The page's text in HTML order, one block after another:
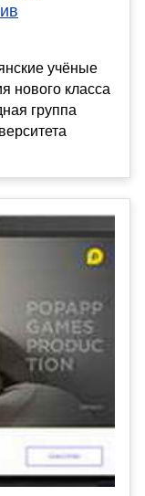
учёные
нового класса
группа